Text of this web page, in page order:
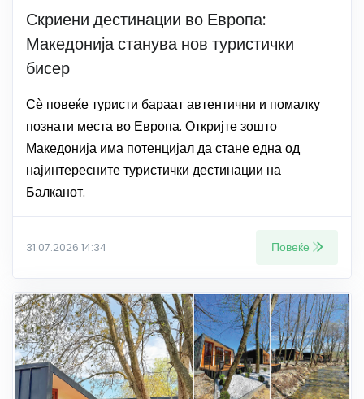
Скриени дестинации во Европа:
Македонија станува нов туристички
бисер
Сѐ повеќе туристи бараат автентични и помалку
познати места во Европа. Откријте зошто
Македонија има потенцијал да стане една од
најинтересните туристички дестинации на
Балканот.
31.07.2026 14:34 Повеќе